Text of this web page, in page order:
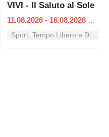
VIVI - Il Saluto al Sole
11.08.2026 - 16.08.2026 |
Sport, Tempo Libero e Divertimento nel Lazio